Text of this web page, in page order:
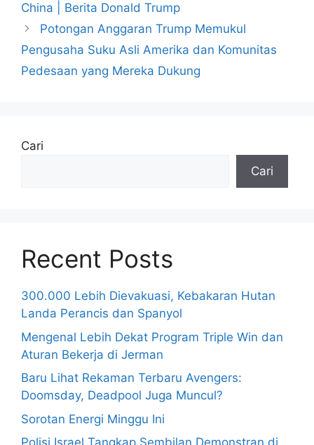
China | Berita Donald Trump
Potongan Anggaran Trump Memukul
Pengusaha Suku Asli Amerika dan Komunitas
Pedesaan yang Mereka Dukung
Cari
Cari
Recent Posts
300.000 Lebih Dievakuasi, Kebakaran Hutan
Landa Perancis dan Spanyol
Mengenal Lebih Dekat Program Triple Win dan
Aturan Bekerja di Jerman
Baru Lihat Rekaman Terbaru Avengers:
Doomsday, Deadpool Juga Muncul?
Sorotan Energi Minggu Ini
Polisi Israel Tangkap Sembilan Demonstran di